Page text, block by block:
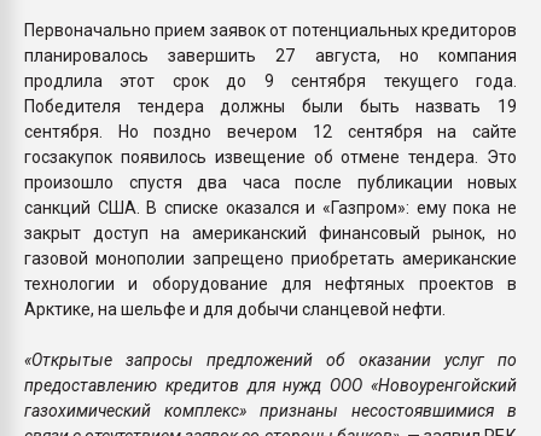
Первоначально прием заявок от потенциальных кредиторов
планировалось завершить 27 августа, но компания
продлила этот срок до 9 сентября текущего года.
Победителя тендера должны были быть назвать 19
сентября. Но поздно вечером 12 сентября на сайте
госзакупок появилось извещение об отмене тендера. Это
произошло спустя два часа после публикации новых
санкций США. В списке оказался и «Газпром»: ему пока не
закрыт доступ на американский финансовый рынок, но
газовой монополии запрещено приобретать американские
технологии и оборудование для нефтяных проектов в
Арктике, на шельфе и для добычи сланцевой нефти.
«Открытые запросы предложений об оказании услуг по
предоставлению кредитов для нужд ООО «Новоуренгойский
газохимический комплекс» признаны несостоявшимися в